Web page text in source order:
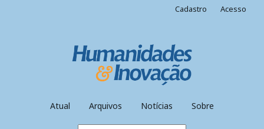
Atual Arquivos Notícias Sobre
Cadastro Acesso